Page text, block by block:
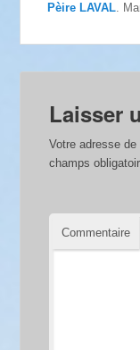
Pèire LAVAL.
Laisser
Votre adresse
champs
Commentaire